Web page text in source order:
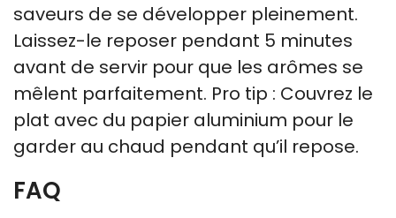
saveurs de se développer pleinement.
Laissez-le reposer pendant 5 minutes
avant de servir pour que les arômes se
mêlent parfaitement. Pro tip : Couvrez le
plat avec du papier aluminium pour le
garder au chaud pendant qu’il repose.
FAQ